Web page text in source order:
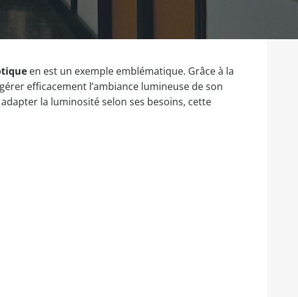
en est un exemple emblématique. Grâce à la
efficacement l’ambiance lumineuse de son
la luminosité selon ses besoins, cette